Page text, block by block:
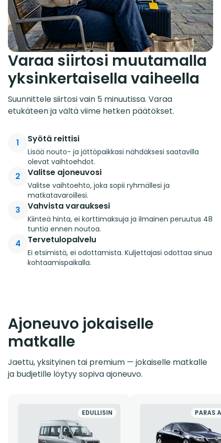
Varaa siirtosi muutamalla
yksinkertaisella vaiheella
Suunnittele siirtosi vain 5 minuutissa. Varaa
etukäteen ja vältä viime hetken päätökset.
1 Syötä reittisi
Lisää nouto- ja jättöpaikkasi nähdäksesi saatavilla
olevat vaihtoehdot.
2 Valitse ajoneuvosi
Valitse vaihtoehto, joka sopii ryhmällesi ja
matkatavaroillesi.
3 Vahvista varauksesi
Kiinteä hinta, ei korttimaksuja ja ilmainen peruutus 48
tuntia ennen noutoa.
4 Tervetulopalvelu
Ei etsimistä, ei odottamista. Kuljettajasi odottaa sinua
kohtaamispaikalla.
Ajoneuvo jokaiselle
matkalle
Jaettu, yksityinen tai premium — jokaiselle matkalle
ja budjetille löytyy sopiva ajoneuvo.
EDULLISIN PARAS